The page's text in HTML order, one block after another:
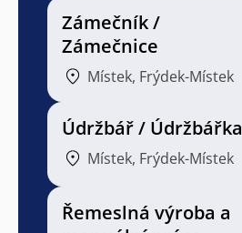
Zámečník /
Zámečnice
Místek, Frýdek-Místek
Údržbář / Údržbářka
Místek, Frýdek-Místek
Řemeslná výroba a